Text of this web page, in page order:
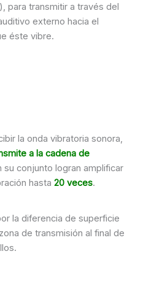
para transmitir a través del
externo hacia el
éste vibre.
la onda vibratoria sonora,
a la cadena de
su conjunto logran amplificar
hasta 20 veces.
la diferencia de superficie
de transmisión al final de